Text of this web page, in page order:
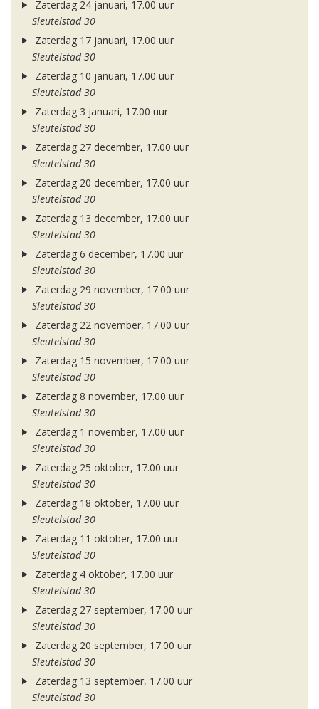
Zaterdag 24 januari, 17.00 uur
Sleutelstad 30
Zaterdag 17 januari, 17.00 uur
Sleutelstad 30
Zaterdag 10 januari, 17.00 uur
Sleutelstad 30
Zaterdag 3 januari, 17.00 uur
Sleutelstad 30
Zaterdag 27 december, 17.00 uur
Sleutelstad 30
Zaterdag 20 december, 17.00 uur
Sleutelstad 30
Zaterdag 13 december, 17.00 uur
Sleutelstad 30
Zaterdag 6 december, 17.00 uur
Sleutelstad 30
Zaterdag 29 november, 17.00 uur
Sleutelstad 30
Zaterdag 22 november, 17.00 uur
Sleutelstad 30
Zaterdag 15 november, 17.00 uur
Sleutelstad 30
Zaterdag 8 november, 17.00 uur
Sleutelstad 30
Zaterdag 1 november, 17.00 uur
Sleutelstad 30
Zaterdag 25 oktober, 17.00 uur
Sleutelstad 30
Zaterdag 18 oktober, 17.00 uur
Sleutelstad 30
Zaterdag 11 oktober, 17.00 uur
Sleutelstad 30
Zaterdag 4 oktober, 17.00 uur
Sleutelstad 30
Zaterdag 27 september, 17.00 uur
Sleutelstad 30
Zaterdag 20 september, 17.00 uur
Sleutelstad 30
Zaterdag 13 september, 17.00 uur
Sleutelstad 30